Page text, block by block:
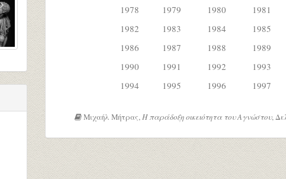
1978
1979 1980
1981
1982
1983 1984
1985
1986
1987 1988
1989
1990
1991 1992
1993
1994
1995 1996 1997
Μιχαήλ Μήτρας, Η παράδοξη οικειότητα του Αγνώστου,